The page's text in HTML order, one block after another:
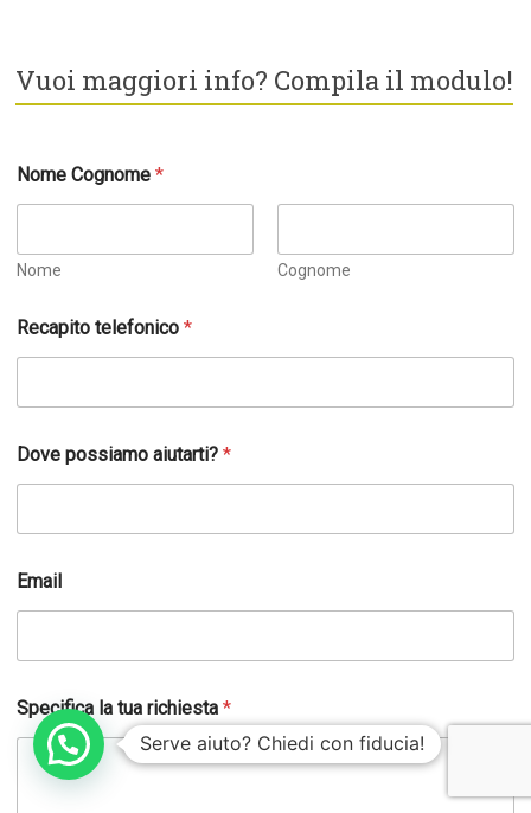
Vuoi maggiori info? Compila il modulo!
*
t
a
Nome Cognome*
Nome Cognome
Recapito telefonico*
Dove possiamo aiutarti?*
Email
Specifica la tua richiesta*
Serve aiuto? Chiedi con fiducia!